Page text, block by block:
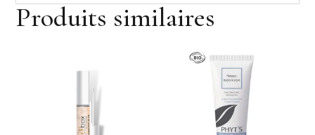
Produits similaires